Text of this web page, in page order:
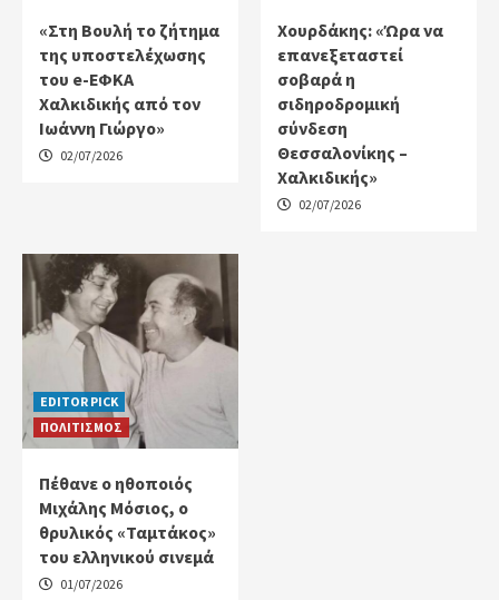
«Στη Βουλή το ζήτημα
της υποστελέχωσης
του e-ΕΦΚΑ
Χαλκιδικής από τον
Ιωάννη Γιώργο»
02/07/2026
Χουρδάκης: «Ώρα να
επανεξεταστεί
σοβαρά η
σιδηροδρομική
σύνδεση
Θεσσαλονίκης –
Χαλκιδικής»
02/07/2026
EDITOR PICK
ΠΟΛΙΤΙΣΜΟΣ
Πέθανε ο ηθοποιός
Μιχάλης Μόσιος, ο
θρυλικός «Ταμτάκος»
του ελληνικού σινεμά
01/07/2026